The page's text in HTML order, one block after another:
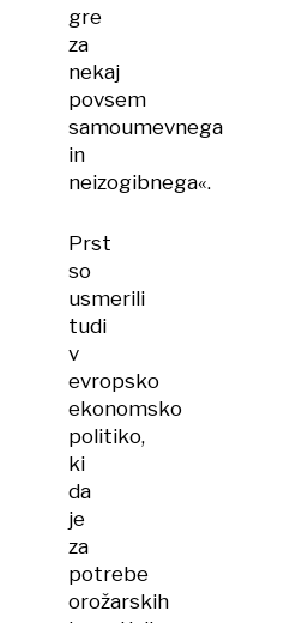
gre
za
nekaj
povsem
samoumevnega
in
neizogibnega«.
Prst
so
usmerili
tudi
v
evropsko
ekonomsko
politiko,
ki
da
je
za
potrebe
orožarskih